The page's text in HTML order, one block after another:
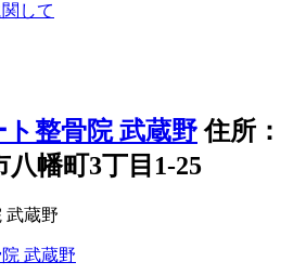
して
住所：
幡町3丁目1-25
武蔵野